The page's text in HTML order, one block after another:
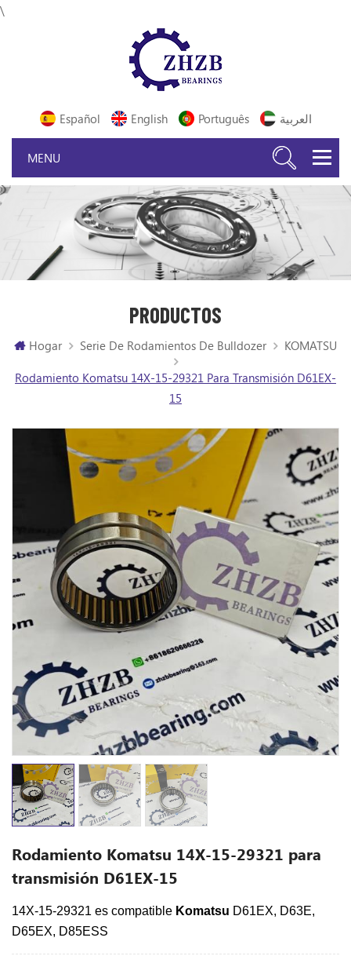
\
Español English Português العربية
PRODUCTOS
Hogar Serie De Rodamientos De Bulldozer KOMATSU
Rodamiento Komatsu 14X-15-29321 Para Transmisión D61EX-
15
Rodamiento Komatsu 14X-15-29321 para
transmisión D61EX-15
14X-15-29321 es compatible Komatsu D61EX, D63E,
D65EX, D85ESS